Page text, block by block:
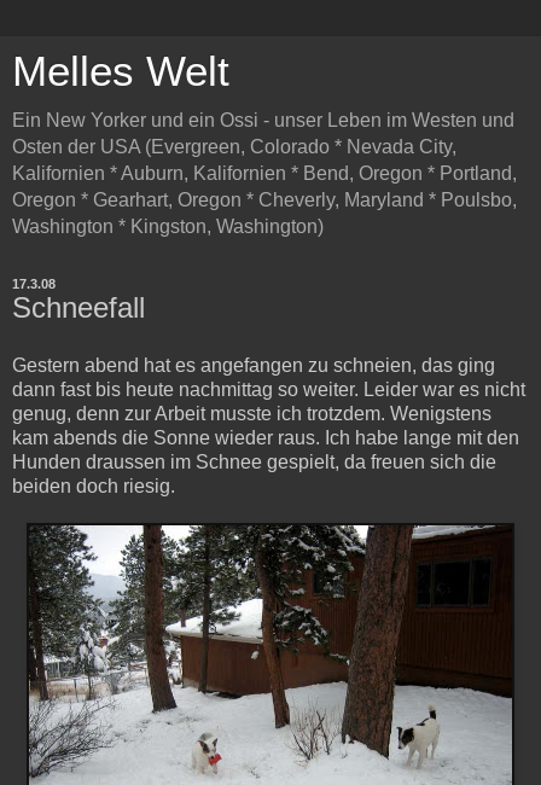
Melles Welt
Ein New Yorker und ein Ossi - unser Leben im Westen und
Osten der USA (Evergreen, Colorado * Nevada City,
Kalifornien * Auburn, Kalifornien * Bend, Oregon * Portland,
Oregon * Gearhart, Oregon * Cheverly, Maryland * Poulsbo,
Washington * Kingston, Washington)
17.3.08
Schneefall
Gestern abend hat es angefangen zu schneien, das ging
dann fast bis heute nachmittag so weiter. Leider war es nicht
genug, denn zur Arbeit musste ich trotzdem. Wenigstens
kam abends die Sonne wieder raus. Ich habe lange mit den
Hunden draussen im Schnee gespielt, da freuen sich die
beiden doch riesig.